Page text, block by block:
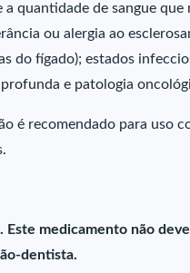
a quantidade de sangue
ou alergia ao
do fígado); estados
e patologia
é recomendado para uso
Este medicamento não
dentista.